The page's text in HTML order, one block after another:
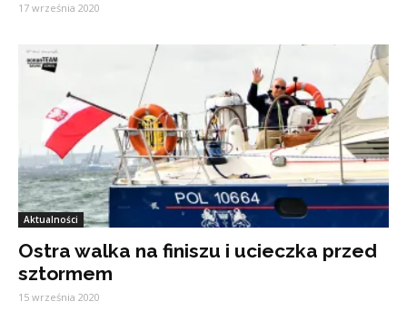
17 września 2020
Aktualności
Ostra walka na finiszu i ucieczka przed
sztormem
15 września 2020